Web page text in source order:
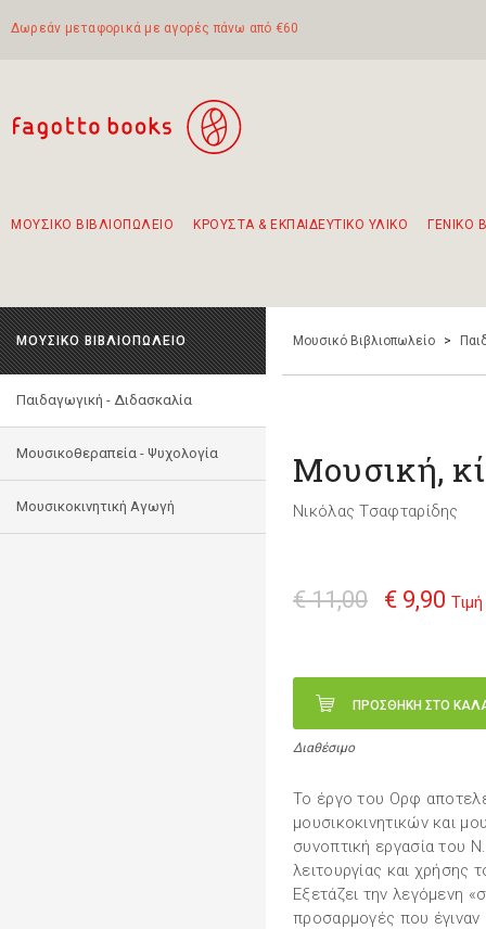
Δωρεάν μεταφορικά με αγορές πάνω από €60
ΜΟΥΣΙΚΟ ΒΙΒΛΙΟΠΩΛΕΙΟ ΚΡΟΥΣΤΑ & ΕΚΠΑΙΔΕΥΤΙΚΟ ΥΛΙΚΟ ΓΕΝΙΚΟ
ΜΟΥΣΙΚΟ ΒΙΒΛΙΟΠΩΛΕΙΟ
Παιδαγωγική - Διδασκαλία
Μουσικοθεραπεία - Ψυχολογία
Μουσικοκινητική Αγωγή
Μουσικό Βιβλιοπωλείο >
Μουσική,
Νικόλας Τσαφταρίδης
€ 11,00 € 9,90
ΠΡΟΣΘΗΚΗ ΣΤΟ
Διαθέσιμο
Το έργο του Ορφ
μουσικοκινητικών και
συνοπτική εργασία του
λειτουργίας και χρήσης
Εξετάζει την λεγόμενη
προσαρμογές που